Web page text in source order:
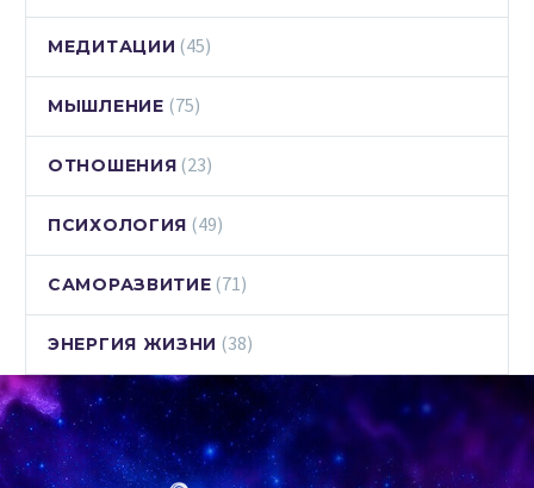
МЕДИТАЦИИ (45)
МЫШЛЕНИЕ (75)
ОТНОШЕНИЯ (23)
ПСИХОЛОГИЯ (49)
САМОРАЗВИТИЕ (71)
ЭНЕРГИЯ ЖИЗНИ (38)